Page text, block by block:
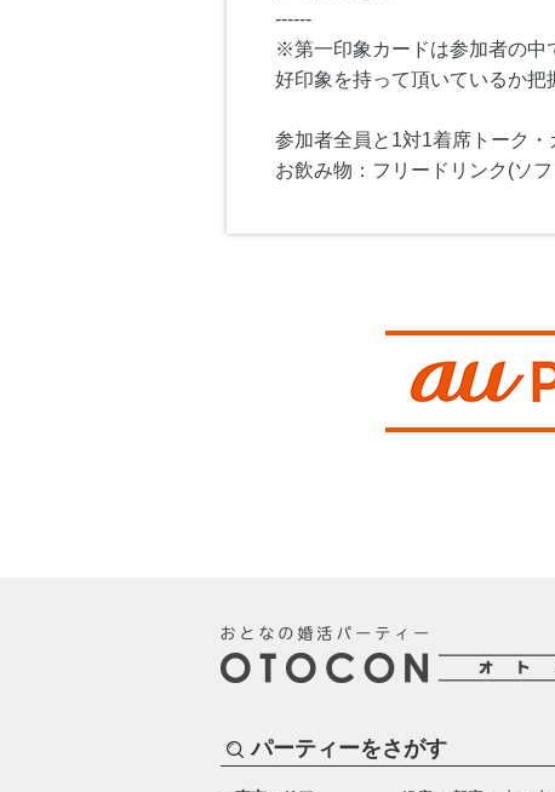
------
※第一印象カードは参加者の中
好印象を持って頂いているか把
参加者全員と1対1着席トーク・
お飲み物：フリードリンク(ソ
パーティーをさがす